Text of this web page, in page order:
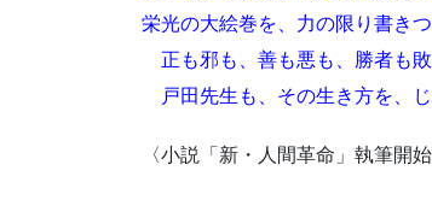
栄光の大絵巻を、力の限り書き
正も邪も、善も悪も、勝者も
戸田先生も、その生き方を、
〈小説「新・人間革命」執筆開